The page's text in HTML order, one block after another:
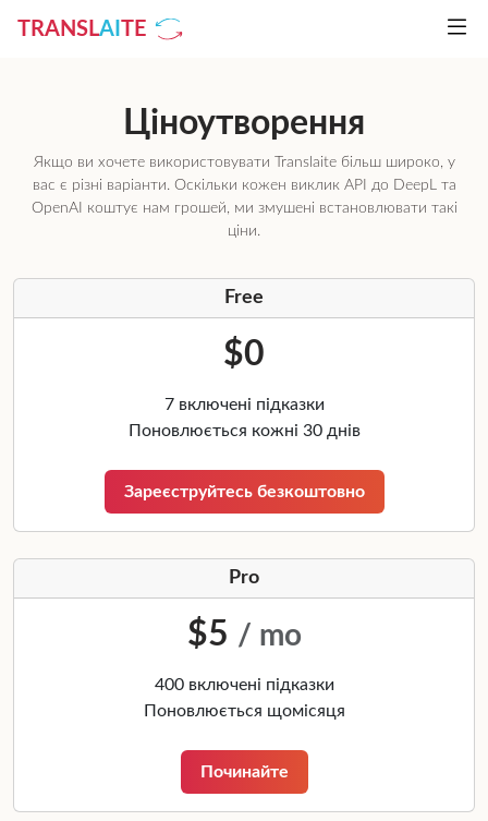
TRANSLAI TE
Ціноутворення
Якщо ви хочете використовувати Translaite більш широко, у
вас є різні варіанти. Оскільки кожен виклик API до DeepL та
OpenAI коштує нам грошей, ми змушені встановлювати такі
ціни.
Free
$0
7 включені підказки
Поновлюється кожні 30 днів
Зареєструйтесь безкоштовно
Pro
$5 / mo
400 включені підказки
Поновлюється щомісяця
Починайте